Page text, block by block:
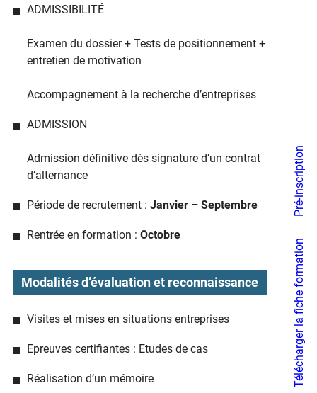
ADMISSIBILITÉ
Examen du dossier + Tests de positionnement +
entretien de motivation
Accompagnement à la recherche d’entreprises
ADMISSION
Admission déﬁnitive dès signature d’un contrat
d’alternance
Période de recrutement : Janvier – Septembre
Rentrée en formation : Octobre
Modalités d’évaluation et reconnaissance
Visites et mises en situations entreprises
Epreuves certifiantes : Etudes de cas
Réalisation d’un mémoire Télécharger la fiche formation
Pré-inscription